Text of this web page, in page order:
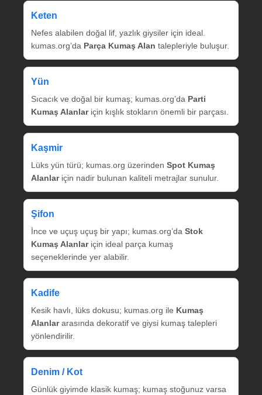
Keten
Nefes alabilen doğal lif, yazlık giysiler için ideal.
kumas.org’da Parça Kumaş Alan talepleriyle buluşur.
Yün
Sıcacık ve doğal bir kumaş; kumas.org’da Parti
Kumaş Alanlariçin kışlık stokların önemli bir parçası.
Kaşmir
Lüks yün türü; kumas.org üzerinden Spot Kumaş
Alanlariçin nadir bulunan kaliteli metrajlar sunulur.
Şifon
İnce ve uçuş uçuş bir yapı; kumas.org’da Stok
Kumaş Alanlariçin ideal parça kumaş
seçeneklerinde yer alabilir.
Kadife
Kesik havlı, lüks dokusu; kumas.org ile Kumaş
Alanlararasında dekoratif ve giysi kumaş talepleri
yönlendirilir.
Denim / Kot
Günlük giyimde klasik kumaş; kumaş stoğunuz varsa